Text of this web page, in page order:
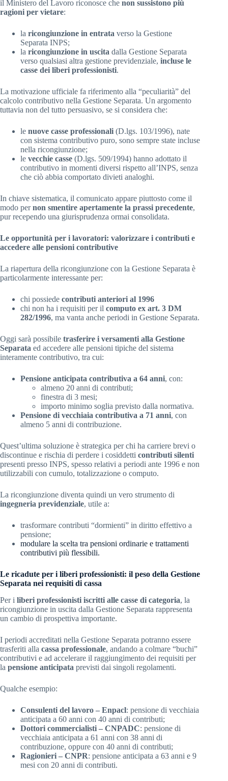
il Ministero del Lavoro riconosce che non sussistono più
ragioni per vietare:
la ricongiunzione in entrata verso la Gestione
Separata INPS;
la ricongiunzione in uscita dalla Gestione Separata
verso qualsiasi altra gestione previdenziale, incluse le
casse dei liberi professionisti.
La motivazione ufficiale fa riferimento alla “peculiarità” del
calcolo contributivo nella Gestione Separata. Un argomento
tuttavia non del tutto persuasivo, se si considera che:
le nuove casse professionali (D.lgs. 103/1996), nate
con sistema contributivo puro, sono sempre state incluse
nella ricongiunzione;
le vecchie casse (D.lgs. 509/1994) hanno adottato il
contributivo in momenti diversi rispetto all’INPS, senza
che ciò abbia comportato divieti analoghi.
In chiave sistematica, il comunicato appare piuttosto come il
modo pernon smentire apertamente la prassi precedente,
pur recependo una giurisprudenza ormai consolidata.
Le opportunità per i lavoratori: valorizzare i contributi e
accedere alle pensioni contributive
La riapertura della ricongiunzione con la Gestione Separata è
particolarmente interessante per:
chi possiede contributi anteriori al 1996
chi non ha i requisiti per il computo ex art. 3 DM
282/1996, ma vanta anche periodi in Gestione Separata.
Oggi sarà possibile trasferire i versamenti alla Gestione
Separata ed accedere alle pensioni tipiche del sistema
interamente contributivo, tra cui:
Pensione anticipata contributiva a 64 anni, con:
almeno 20 anni di contributi;
finestra di 3 mesi;
importo minimo soglia previsto dalla normativa.
Pensione di vecchiaia contributiva a 71 anni, con
almeno 5 anni di contribuzione.
Quest’ultima soluzione è strategica per chi ha carriere brevi o
discontinue e rischia di perdere i cosiddetti contributi silenti
presenti presso INPS, spesso relativi a periodi ante 1996 e non
utilizzabili con cumulo, totalizzazione o computo.
La ricongiunzione diventa quindi un vero strumento di
ingegneria previdenziale, utile a:
trasformare contributi “dormienti” in diritto effettivo a
pensione;
modulare la scelta tra pensioni ordinarie e trattamenti
contributivi più flessibili.
Le ricadute per i liberi professionisti: il peso della Gestione
Separata nei requisiti di cassa
Per i liberi professionisti iscritti alle casse di categoria, la
ricongiunzione in uscita dalla Gestione Separata rappresenta
un cambio di prospettiva importante.
I periodi accreditati nella Gestione Separata potranno essere
trasferiti alla cassa professionale, andando a colmare “buchi”
contributivi e ad accelerare il raggiungimento dei requisiti per
la pensione anticipata previsti dai singoli regolamenti.
Qualche esempio:
Consulenti del lavoro – Enpacl: pensione di vecchiaia
anticipata a 60 anni con 40 anni di contributi;
Dottori commercialisti – CNPADC: pensione di
vecchiaia anticipata a 61 anni con 38 anni di
contribuzione, oppure con 40 anni di contributi;
Ragionieri – CNPR: pensione anticipata a 63 anni e 9
mesi con 20 anni di contributi.